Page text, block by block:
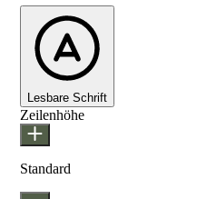
Lesbare Schrift
Zeilenhöhe
Standard